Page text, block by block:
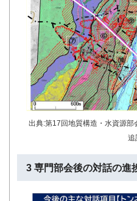
出典:第17回地質構造・水資源
追
3 専門部会後の対話の進